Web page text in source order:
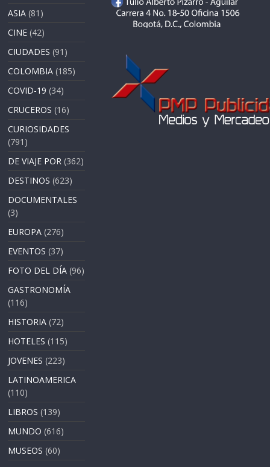
ASIA (81)
CINE (42)
CIUDADES (91)
COLOMBIA (185)
COVID-19 (34)
CRUCEROS (16)
CURIOSIDADES
(791)
DE VIAJE POR (362)
DESTINOS (623)
DOCUMENTALES
(3)
EUROPA (276)
EVENTOS (37)
FOTO DEL DÍA (96)
GASTRONOMÍA
(116)
HISTORIA (72)
HOTELES (115)
JOVENES (223)
LATINOAMERICA
(110)
LIBROS (139)
MUNDO (616)
MUSEOS (60)